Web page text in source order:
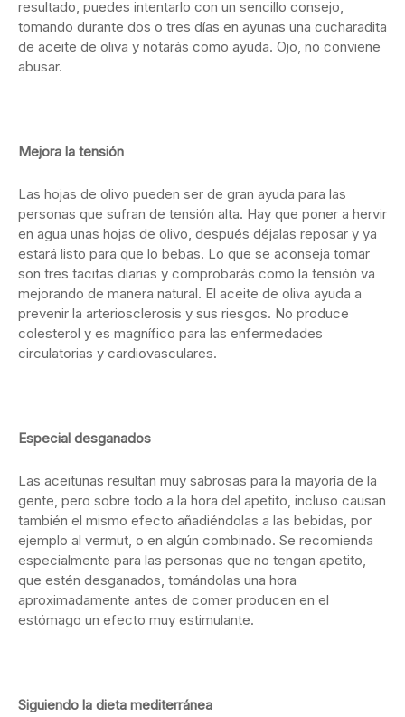
resultado, puedes intentarlo con un sencillo consejo,
tomando durante dos o tres días en ayunas una cucharadita
de aceite de oliva y notarás como ayuda. Ojo, no conviene
abusar.
Mejora la tensión
Las hojas de olivo pueden ser de gran ayuda para las
personas que sufran de tensión alta. Hay que poner a hervir
en agua unas hojas de olivo, después déjalas reposar y ya
estará listo para que lo bebas. Lo que se aconseja tomar
son tres tacitas diarias y comprobarás como la tensión va
mejorando de manera natural. El aceite de oliva ayuda a
prevenir la arteriosclerosis y sus riesgos. No produce
colesterol y es magnífico para las enfermedades
circulatorias y cardiovasculares.
Especial desganados
Las aceitunas resultan muy sabrosas para la mayoría de la
gente, pero sobre todo a la hora del apetito, incluso causan
también el mismo efecto añadiéndolas a las bebidas, por
ejemplo al vermut, o en algún combinado. Se recomienda
especialmente para las personas que no tengan apetito,
que estén desganados, tomándolas una hora
aproximadamente antes de comer producen en el
estómago un efecto muy estimulante.
Siguiendo la dieta mediterránea